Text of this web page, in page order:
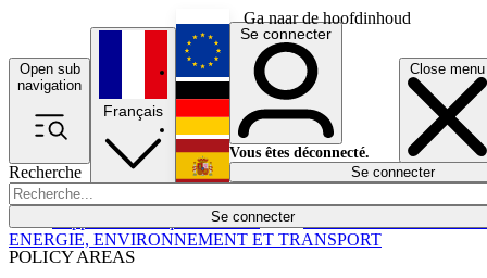
Ga naar de hoofdinhoud
Open sub
navigation
Close menu
Recherche
Se connecter
POLICY AREAS
Économie
Français
English
Deutsch
Español
Se connecter
Vous êtes déconnecté.
Se connecter
ENERGIE, ENVIRONNEMENT ET TRANSPORT